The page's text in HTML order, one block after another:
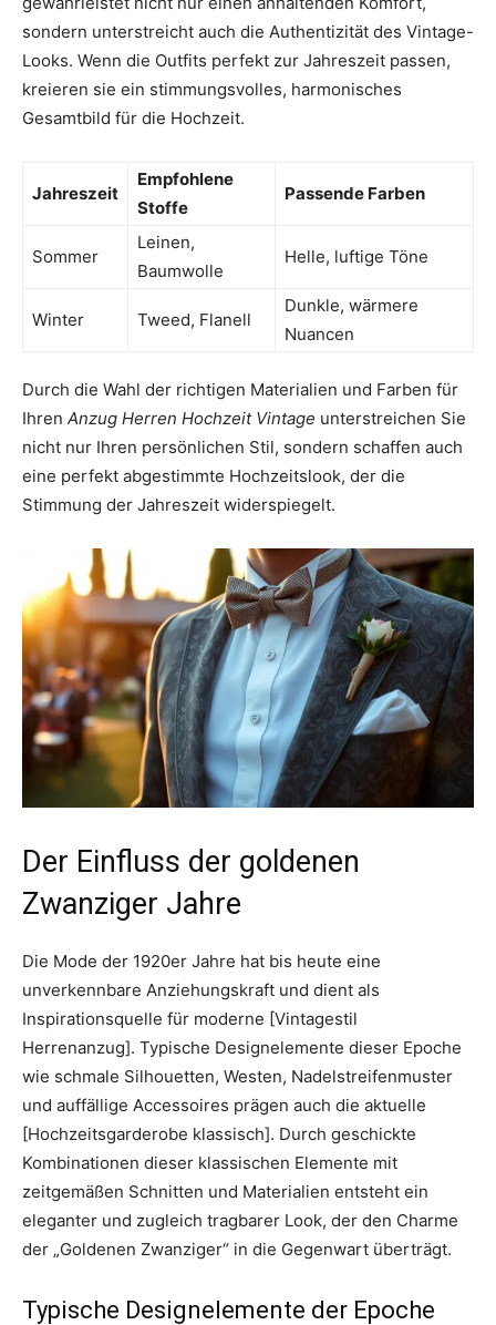
sondern unterstreicht auch die Authentizität des Vintage-
Looks. Wenn die Outfits perfekt zur Jahreszeit passen,
kreieren sie ein stimmungsvolles, harmonisches
Gesamtbild für die Hochzeit.
Jahreszeit
Empfohlene
Stoffe
Passende Farben
Sommer
Leinen,
Baumwolle
Helle, luftige Töne
Winter Tweed, Flanell
Dunkle, wärmere
Nuancen
Durch die Wahl der richtigen Materialien und Farben für
Ihren Anzug Herren Hochzeit Vintage unterstreichen Sie
nicht nur Ihren persönlichen Stil, sondern schaffen auch
eine perfekt abgestimmte Hochzeitslook, der die
Stimmung der Jahreszeit widerspiegelt.
Der Einfluss der goldenen
Zwanziger Jahre
Die Mode der 1920er Jahre hat bis heute eine
unverkennbare Anziehungskraft und dient als
Inspirationsquelle für moderne [Vintagestil
Herrenanzug]. Typische Designelemente dieser Epoche
wie schmale Silhouetten, Westen, Nadelstreifenmuster
und auffällige Accessoires prägen auch die aktuelle
[Hochzeitsgarderobe klassisch]. Durch geschickte
Kombinationen dieser klassischen Elemente mit
zeitgemäßen Schnitten und Materialien entsteht ein
eleganter und zugleich tragbarer Look, der den Charme
der „Goldenen Zwanziger“ in die Gegenwart überträgt.
Typische Designelemente der Epoche